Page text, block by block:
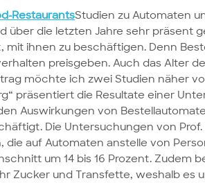
RestaurantsStudien zu Automaten
über die letzten Jahre sehr präsent
ihnen zu beschäftigen. Denn
preisgeben. Auch das Alter
möchte ich zwei Studien näher
präsentiert die Resultate einer
Auswirkungen von
Die Untersuchungen von Prof.
die auf Automaten anstelle von
um 14 bis 16 Prozent. Zudem
Zucker und Transfette, weshalb es